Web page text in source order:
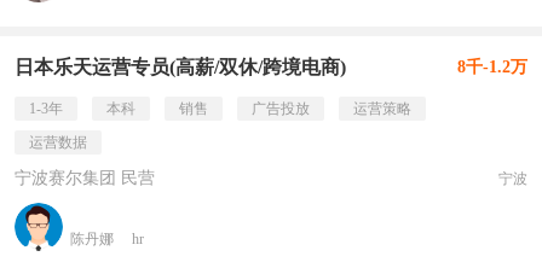
日本乐天运营专员(高薪/双休/跨境电商) 8千-1.2万
1-3年 本科 销售 广告投放
运营策略
运营数据
宁波赛尔集团 民营 宁波
陈丹娜 hr